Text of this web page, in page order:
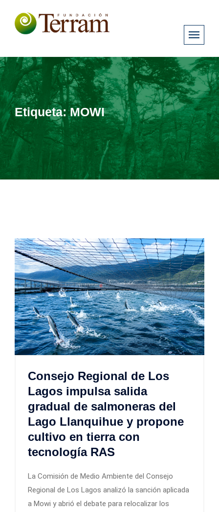
Etiqueta:MOWI
Consejo Regional de Los
Lagos impulsa salida
gradual de salmoneras del
Lago Llanquihue y propone
cultivo en tierra con
tecnología RAS
La Comisión de Medio Ambiente del Consejo
Regional de Los Lagos analizó la sanción aplicada
a Mowi y abrió el debate para relocalizar los